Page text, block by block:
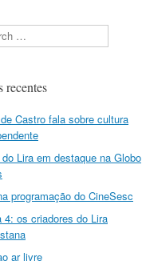
recentes
Castro fala sobre cultura
Lira em destaque na Globo
programação do CineSesc
4: os criadores do Lira
ar livre